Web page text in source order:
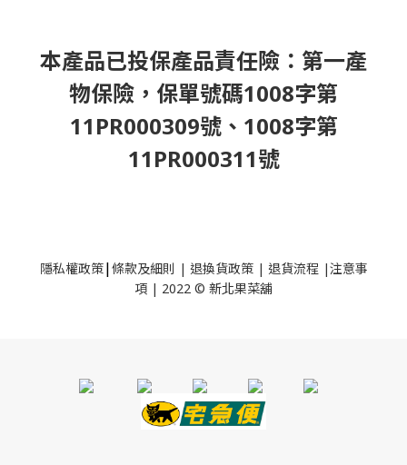
本產品已投保產品責任險：第一產
物保險，保單號碼1008字第
11PR000309號、1008字第
11PR000311號
隱私權政策|條款及細則 | 退換貨政策| 退貨流程 |注意事
項 | 2022 © 新北果菜舖